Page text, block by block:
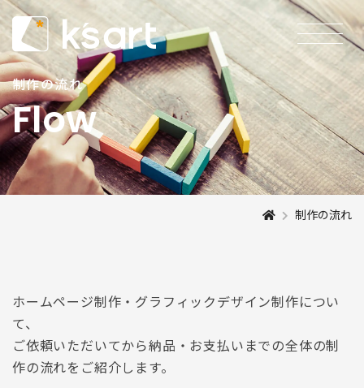
制作の流れ
Flow
制作の流れ
ホームページ制作・グラフィックデザイン制作につい
て、
ご依頼いただいてから納品・お支払いまでの全体の制
作の流れをご紹介します。